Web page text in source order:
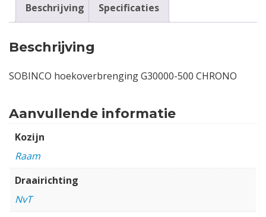
Beschrijving Specificaties
Beschrijving
SOBINCO hoekoverbrenging G30000-500 CHRONO
Aanvullende informatie
Kozijn
Raam
Draairichting
NvT